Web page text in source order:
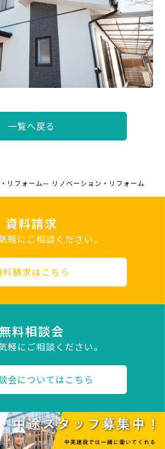
一覧へ戻る
リフォーム— リノベーション・リフォーム
資料請求
軽にご相談ください。
料請求はこちら
無料相談会
軽にご相談ください。
会についてはこちら